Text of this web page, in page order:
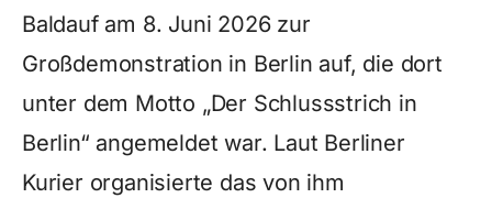
Baldauf am 8. Juni 2026 zur
Großdemonstration in Berlin auf, die dort
unter dem Motto „Der Schlussstrich in
Berlin“ angemeldet war. Laut Berliner
Kurier organisierte das von ihm